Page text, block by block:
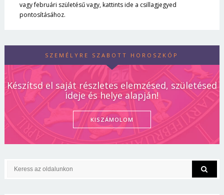
vagy februári születésű vagy, kattints ide a csillagjegyed
pontosításához.
SZEMÉLYRE SZABOTT HOROSZKÓP
Készítsd el saját részletes elemzésed, születésed
ideje és helye alapján!
KISZÁMOLOM